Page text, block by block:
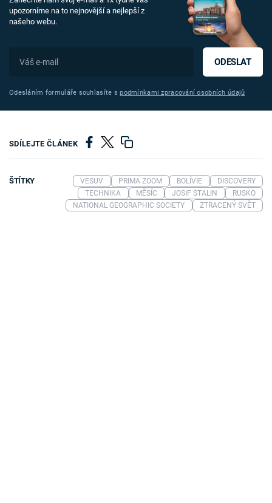
upozorníme na to nejnovější a nejlepší z
našeho webu.
ODESLAT
Odesláním formuláře souhlasíte spodmínkami zpracování osobních údajů
SDÍLEJTE ČLÁNEK
ŠTÍTKY VESUV PRIMA ZOOM BOLÍVIE
DISCOVERY
TECHNIKA
MĚSÍC JOSIF STALIN
RUSKO
NATIONAL GEOGRAPHIC SOCIETY
ZTRACENÝ SVĚT